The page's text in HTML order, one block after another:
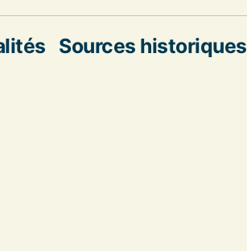
Sources historiques